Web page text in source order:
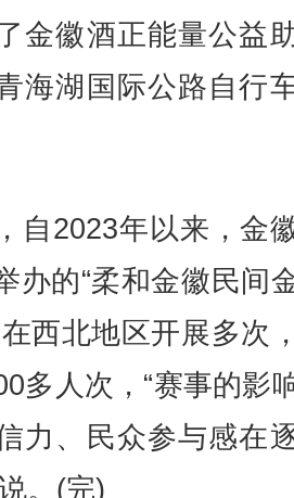
金徽酒正能量公益
海湖国际公路自行
2023年以来，金
办的“柔和金徽民间
西北地区开展多次
多人次，“赛事的影
力、民众参与感在
。(完)